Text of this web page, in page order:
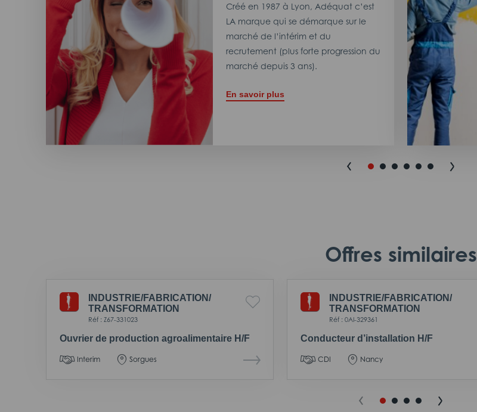
Créé en 1987 à Lyon, Adéquat c’est
LA marque qui se démarque sur le
marché de l’intérim et du
recrutement (plus forte progression du
marché depuis 3 ans).
En savoir plus
Offres similaires
INDUSTRIE/FABRICATION/
TRANSFORMATION
Réf : Z67-331023
Ouvrier de production agroalimentaire H/F
Interim Sorgues
INDUSTRIE/FABRICATION/
TRANSFORMATION
Réf : 0AI-329361
Conducteur d’installation H/F
CDI Nancy